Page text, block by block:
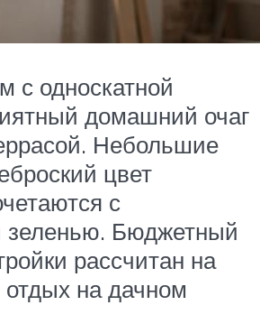
с односкатной
домашний очаг
Небольшие
цвет
с
Бюджетный
рассчитан на
на дачном